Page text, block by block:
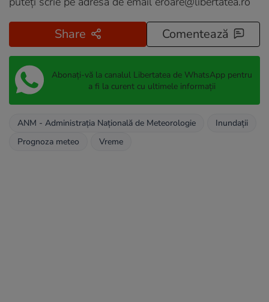
Share Comentează
Abonați-vă la canalul Libertatea de WhatsApp pentru
a fi la curent cu ultimele informații
ANM - Administraţia Naţională de Meteorologie
Inundații
Prognoza meteo
Vreme